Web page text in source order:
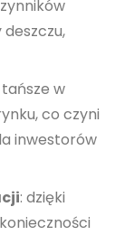
w
co czyni
inwestorów
: dzięki